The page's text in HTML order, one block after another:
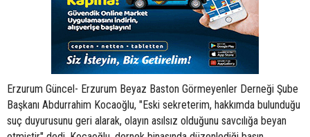
Erzurum Güncel- Erzurum Beyaz Baston Görmeyenler Derneği Şube
Başkanı Abdurrahim Kocaoğlu, "Eski sekreterim, hakkımda bulunduğu
suç duyurusunu geri alarak, olayın asılsız olduğunu savcılığa beyan